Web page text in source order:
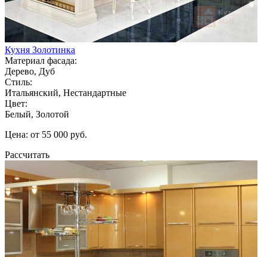
Кухня Золотинка
Материал фасада:
Дерево, Дуб
Стиль:
Итальянский, Нестандартные
Цвет:
Белый, Золотой
Цена: от 55 000 руб.
Рассчитать